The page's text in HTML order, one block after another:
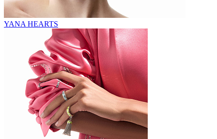
YANA HEARTS